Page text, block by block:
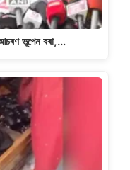
আচৰণ ভূপেন বৰা,…